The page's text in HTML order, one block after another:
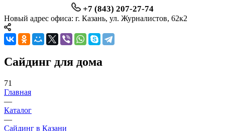
+7 (843) 207-27-74
Новый адрес офиса: г. Казань, ул. Журналистов, 62к2
Сайдинг для дома
71
Главная
—
Каталог
—
Сайдинг в Казани